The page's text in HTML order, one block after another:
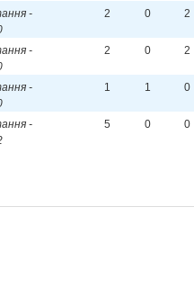
-
2 0 2
-
2 0 2
-
1 1 0
-
5 0 0